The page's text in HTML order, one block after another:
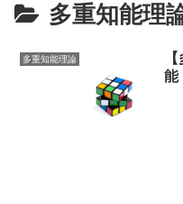
多重知能理
多重知能理論
能